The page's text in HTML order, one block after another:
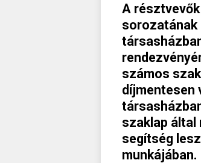
A
sorozatának
számos
díjmentesen
szaklap
segítség
munkájában.